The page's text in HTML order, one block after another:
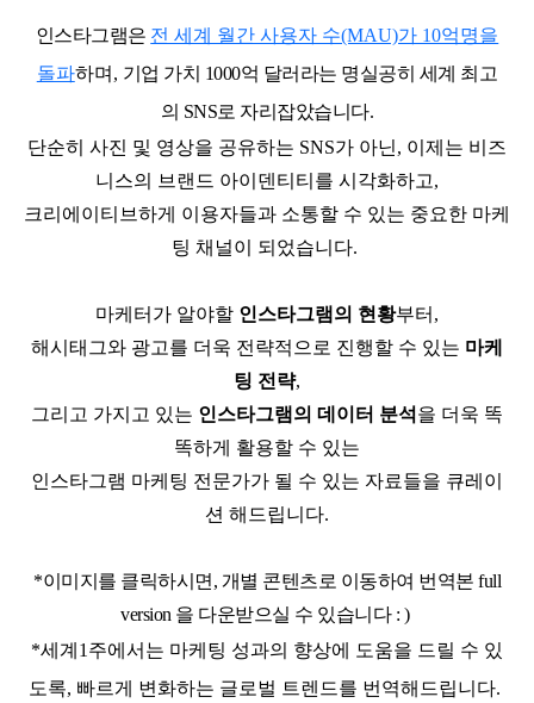
인스타그램은 전 세계 월간 사용자 수(MAU)가 10억명을
돌파하며, 기업 가치 1000억 달러라는 명실공히 세계 최고
의 SNS로 자리잡았습니다.
단순히 사진 및 영상을 공유하는 SNS가 아닌, 이제는 비즈
니스의 브랜드 아이덴티티를 시각화하고,
크리에이티브하게 이용자들과 소통할 수 있는 중요한 마케
팅 채널이 되었습니다.
마케터가 알야할 인스타그램의 현황부터,
해시태그와 광고를 더욱 전략적으로 진행할 수 있는 마케
팅 전략,
그리고 가지고 있는 인스타그램의 데이터 분석 을 더욱 똑
똑하게 활용할 수 있는
인스타그램 마케팅 전문가가 될 수 있는 자료들을 큐레이
션 해드립니다.
*이미지를 클릭하시면, 개별 콘텐츠로 이동하여 번역본 full
version 을 다운받으실 수 있습니다 : )
*세계1주에서는 마케팅 성과의 향상에 도움을 드릴 수 있
도록, 빠르게 변화하는 글로벌 트렌드를 번역해드립니다.